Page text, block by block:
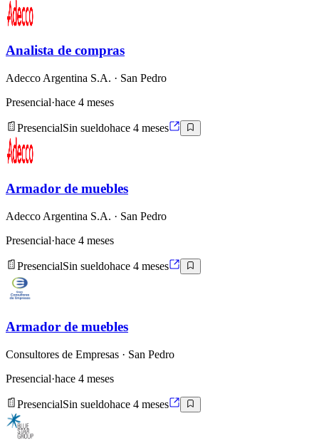
Analista de compras
Adecco Argentina S.A. · San Pedro
Presencial·hace 4 meses
PresencialSin sueldohace 4 meses
Armador de muebles
Adecco Argentina S.A. · San Pedro
Presencial·hace 4 meses
PresencialSin sueldohace 4 meses
Armador de muebles
Consultores de Empresas · San Pedro
Presencial·hace 4 meses
PresencialSin sueldohace 4 meses